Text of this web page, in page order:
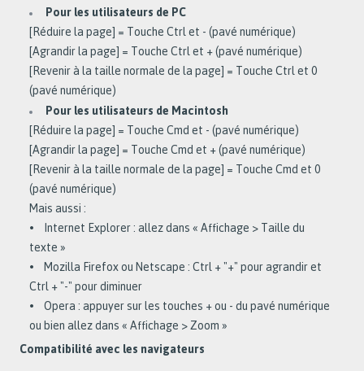
Pour les utilisateurs de PC
[Réduire la page] = Touche Ctrl et - (pavé numérique)
[Agrandir la page] = Touche Ctrl et + (pavé numérique)
[Revenir à la taille normale de la page] = Touche Ctrl et 0
(pavé numérique)
Pour les utilisateurs de Macintosh
[Réduire la page] = Touche Cmd et - (pavé numérique)
[Agrandir la page] = Touche Cmd et + (pavé numérique)
[Revenir à la taille normale de la page] = Touche Cmd et 0
(pavé numérique)
Mais aussi :
• Internet Explorer : allez dans « Affichage > Taille du
texte »
• Mozilla Firefox ou Netscape : Ctrl + "+" pour agrandir et
Ctrl + "-" pour diminuer
• Opera : appuyer sur les touches + ou - du pavé numérique
ou bien allez dans « Affichage > Zoom »
Compatibilité avec les navigateurs